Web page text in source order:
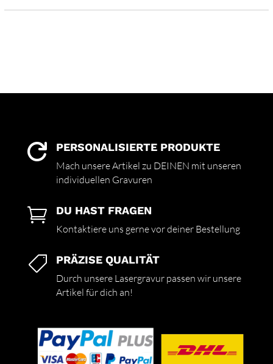
 PERSONALISIERTE PRODUKTE
Mach unsere Artikel zu DEINEN mit unseren
individuellen Gravuren
 DU HAST FRAGEN
Kontaktiere uns gerne vor deiner Bestellung
 PRÄZISE QUALITÄT
Durch unsere Lasergravur passen wir unsere
Artikel für dich an!